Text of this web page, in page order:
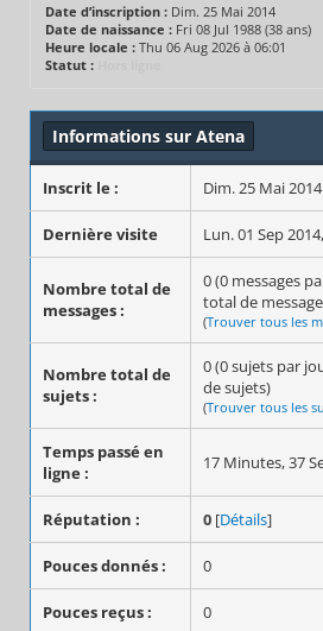
Date d’inscription : Dim. 25 Mai 2014
Date de naissance : Fri 08 Jul 1988 (38 ans)
Heure locale : Thu 06 Aug 2026 à 06:01
Statut :
Informations sur Atena
Inscrit le : Dim. 25 Mai 2014
Dernière visite Lun. 01 Sep
Nombre total de
messages :
0 (0 messages
total de
(Trouver tous les
Nombre total de
sujets :
0 (0 sujets par
de sujets)
(Trouver tous les
Temps passé en
ligne :
17 Minutes, 37
Réputation : 0 [Détails]
Pouces donnés : 0
Pouces reçus : 0